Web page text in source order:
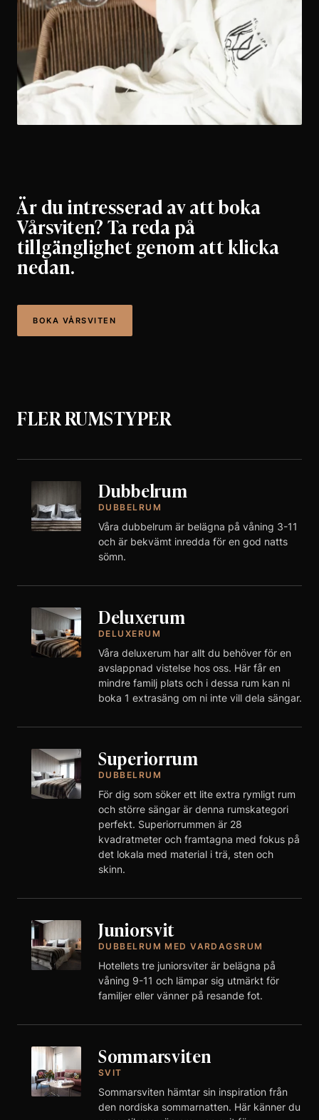
Är du intresserad av att boka
Vårsviten? Ta reda på
tillgänglighet genom att klicka
nedan.
BOKA VÅRSVITEN
FLER RUMSTYPER
Dubbelrum
DUBBELRUM
Våra dubbelrum är belägna på våning 3-11
och är bekvämt inredda för en god natts
sömn.
Deluxerum
DELUXERUM
Våra deluxerum har allt du behöver för en
avslappnad vistelse hos oss. Här får en
mindre familj plats och i dessa rum kan ni
boka 1 extrasäng om ni inte vill dela sängar.
Superiorrum
DUBBELRUM
För dig som söker ett lite extra rymligt rum
och större sängar är denna rumskategori
perfekt. Superiorrummen är 28
kvadratmeter och framtagna med fokus på
det lokala med material i trä, sten och
skinn.
Juniorsvit
DUBBELRUM MED VARDAGSRUM
Hotellets tre juniorsviter är belägna på
våning 9-11 och lämpar sig utmärkt för
familjer eller vänner på resande fot.
Sommarsviten
SVIT
Sommarsviten hämtar sin inspiration från
den nordiska sommarnatten. Här känner du